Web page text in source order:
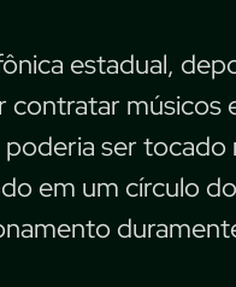
estadual,
músicos
ser tocado
em um círculo